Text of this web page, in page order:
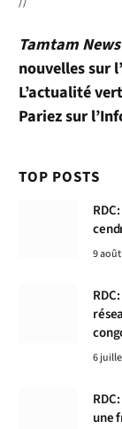
Tamtam News
nouvelles sur
L’actualité
Pariez sur
TOP POSTS
9
6
une